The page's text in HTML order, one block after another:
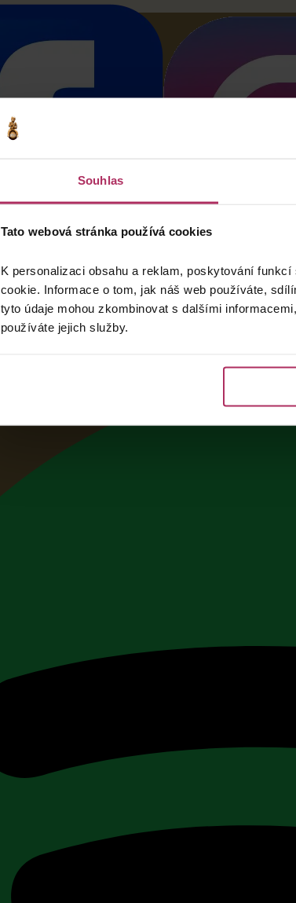
Souhlas
Tato webová stránka používá cookies
K personalizaci obsahu a reklam, poskytování
cookie. Informace o tom, jak náš web používáte,
tyto údaje mohou zkombinovat s dalšími
používáte jejich služby.